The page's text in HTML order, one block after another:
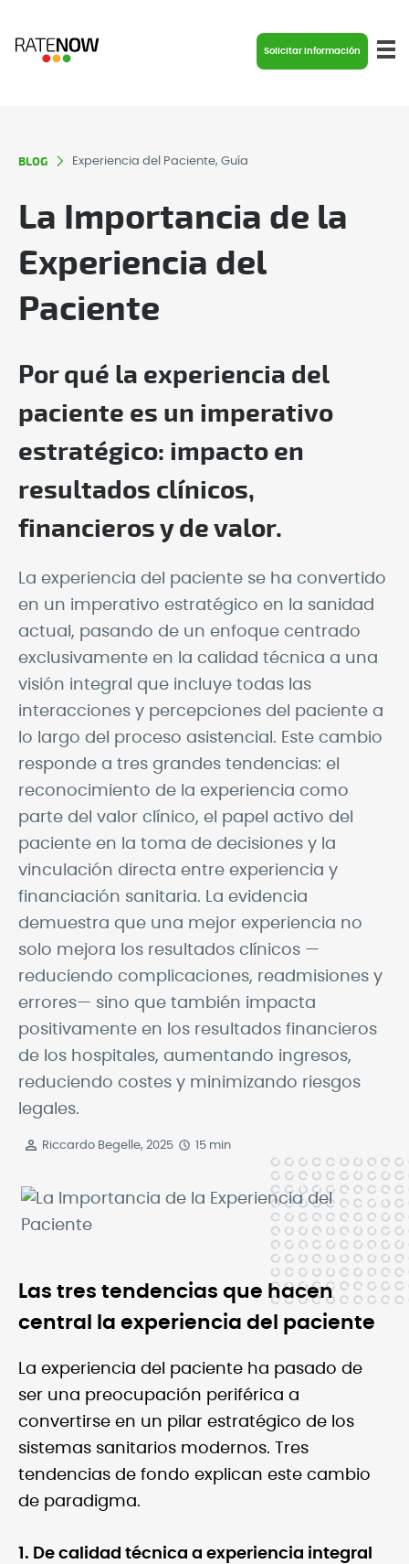
Solicitar información
BLOG Experiencia del Paciente, Guía
La Importancia de la
Experiencia del
Paciente
Por qué la experiencia del
paciente es un imperativo
estratégico: impacto en
resultados clínicos,
financieros y de valor.
La experiencia del paciente se ha convertido
en un imperativo estratégico en la sanidad
actual, pasando de un enfoque centrado
exclusivamente en la calidad técnica a una
visión integral que incluye todas las
interacciones y percepciones del paciente a
lo largo del proceso asistencial. Este cambio
responde a tres grandes tendencias: el
reconocimiento de la experiencia como
parte del valor clínico, el papel activo del
paciente en la toma de decisiones y la
vinculación directa entre experiencia y
financiación sanitaria. La evidencia
demuestra que una mejor experiencia no
solo mejora los resultados clínicos —
reduciendo complicaciones, readmisiones y
errores— sino que también impacta
positivamente en los resultados financieros
de los hospitales, aumentando ingresos,
reduciendo costes y minimizando riesgos
legales.
Riccardo Begelle, 2025 15 min
Las tres tendencias que hacen
central la experiencia del paciente
La experiencia del paciente ha pasado de
ser una preocupación periférica a
convertirse en un pilar estratégico de los
sistemas sanitarios modernos. Tres
tendencias de fondo explican este cambio
de paradigma.
1. De calidad técnica a experiencia integral